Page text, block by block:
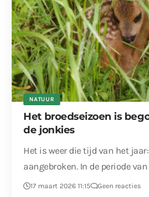
NATUUR
Het broedseizoen is
de jonkies
Het is weer die tijd van het
aangebroken. In de periode van
17 maart 2026 11:15 Geen reacties